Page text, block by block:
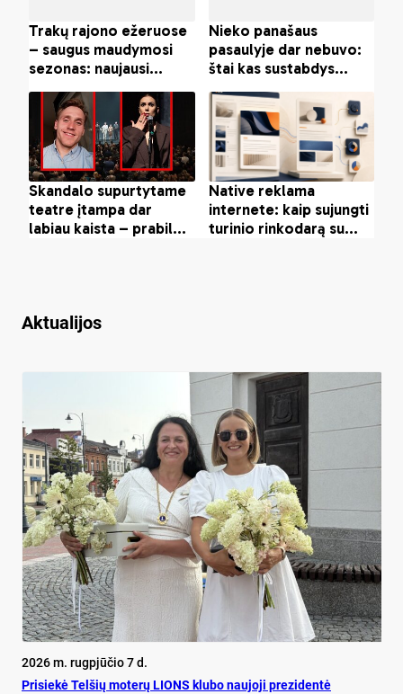
Aktualijos
2026 m. rugpjūčio 7 d.
Pri­siekė Tel­šių mo­terų LIONS klu­bo nau­jo­ji pre­zi­dentė